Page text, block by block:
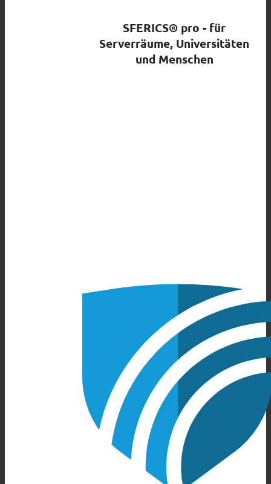
SFERICS® pro - für
Serverräume, Universitäten
und Menschen